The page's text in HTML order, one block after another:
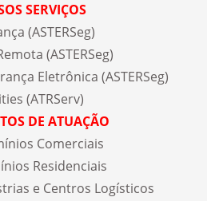
SERVIÇOS
(ASTERSeg)
(ASTERSeg)
Eletrônica (ASTERSeg)
(ATRServ)
DE ATUAÇÃO
Comerciais
Residenciais
e Centros Logísticos